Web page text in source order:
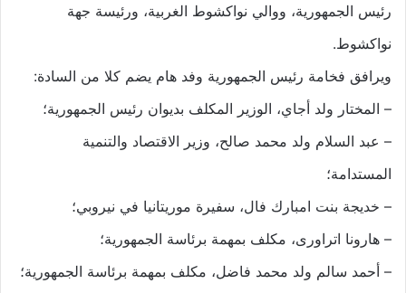
رئيس الجمهورية، ووالي نواكشوط الغربية، ورئيسة جهة
نواكشوط.
ويرافق فخامة رئيس الجمهورية وفد هام يضم كلا من السادة:
– المختار ولد أجاي، الوزير المكلف بديوان رئيس الجمهورية؛
– عبد السلام ولد محمد صالح، وزير الاقتصاد والتنمية
المستدامة؛
– خديجة بنت امبارك فال، سفيرة موريتانيا في نيروبي؛
– هارونا اتراورى، مكلف بمهمة برئاسة الجمهورية؛
– أحمد سالم ولد محمد فاضل، مكلف بمهمة برئاسة الجمهورية؛